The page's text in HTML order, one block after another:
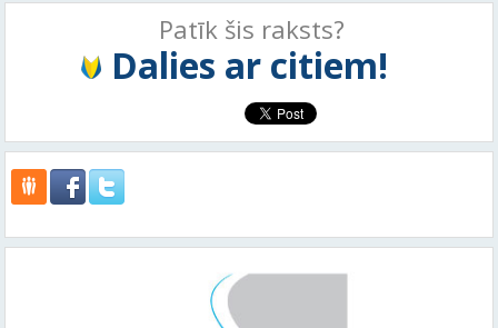
Patīk šis raksts?
Dalies ar citiem!